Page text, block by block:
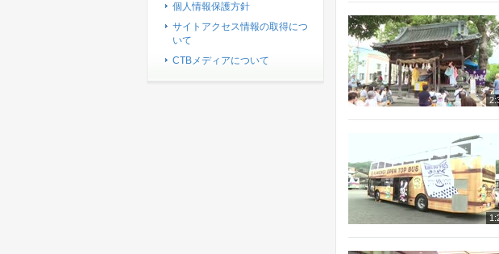
個人情報保護方針
サイトアクセス情報の取得につ
いて
CTBメディアについて